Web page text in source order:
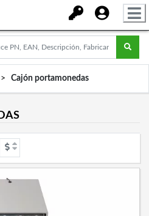
Cajón portamonedas